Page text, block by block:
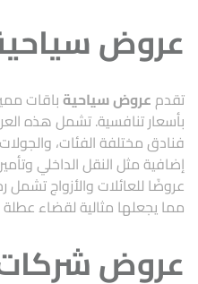
عروض
تقدمعروض سياحيةباقات
بأسعار تنافسية. تشمل هذه
فنادق مختلفة الفئات،
إضافية مثل النقل الداخلي
عروضًا للعائلات والأزواج
مما يجعلها مثالية لقضاء
عروض